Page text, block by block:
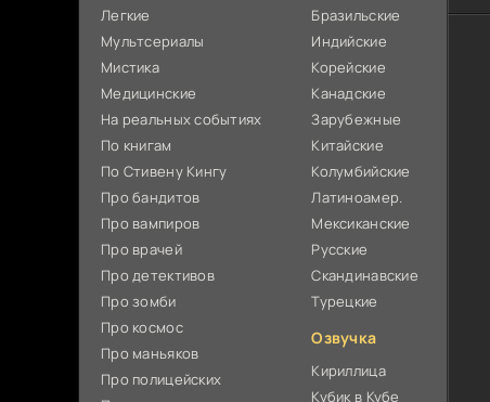
Легкие
Мультсериалы
Мистика
Медицинские
На реальных событиях
По книгам
По Стивену Кингу
Про бандитов
Про вампиров
Про врачей
Про детективов
Про зомби
Про космос
Про маньяков
Про полицейских
Бразильские
Индийские
Корейские
Канадские
Зарубежные
Китайские
Колумбийские
Латиноамер.
Мексиканские
Русские
Скандинавские
Турецкие
Озвучка
Кириллица
Кубик в Кубе